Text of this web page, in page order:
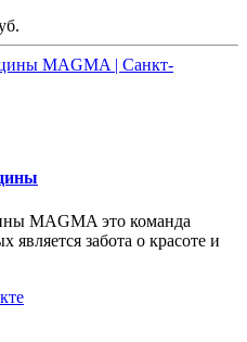
MAGMA это команда
забота о красоте и